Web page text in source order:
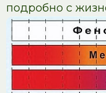
подробно с